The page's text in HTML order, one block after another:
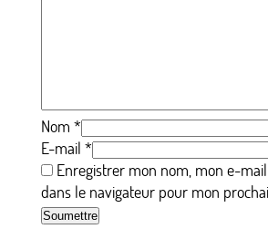
Nom *
E-mail *
Enregistrer mon nom, mon e-
dans le navigateur pour mon